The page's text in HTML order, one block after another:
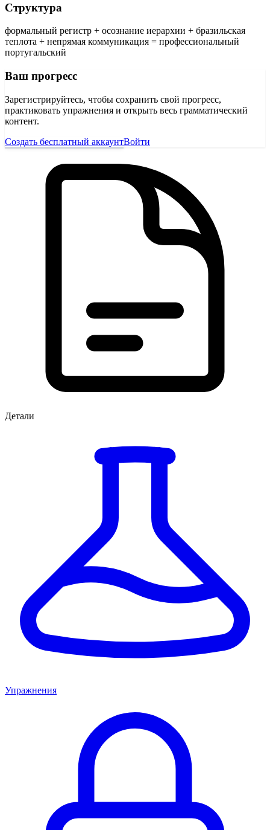
Структура
формальный регистр + осознание иерархии + бразильская
теплота + непрямая коммуникация = профессиональный
португальский
Ваш прогресс
Зарегистрируйтесь, чтобы сохранить свой прогресс,
практиковать упражнения и открыть весь грамматический
контент.
Создать бесплатный аккаунтВойти
Детали
Упражнения